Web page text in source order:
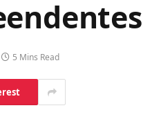
5 Mins Read